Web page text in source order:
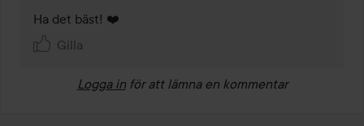
Ha det bäst! ❤️
Gilla
Logga in för att lämna en kommentar